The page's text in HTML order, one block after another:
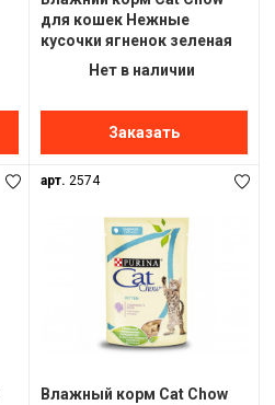
для кошек Нежные
кусочки ягненок зеленая
фасоль в желе,85г(от
Нет в наличии
Заказать
арт. 2574
Влажный корм Cat Chow